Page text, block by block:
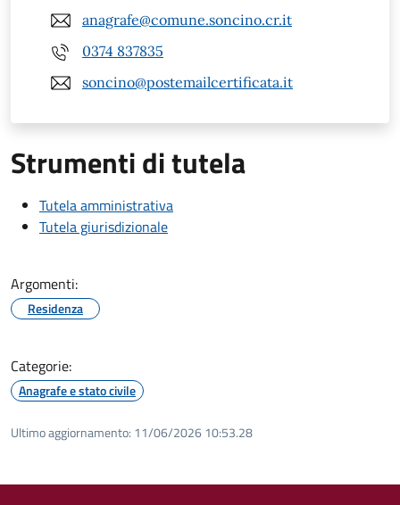
anagrafe@comune.soncino.cr.it
0374 837835
soncino@postemailcertificata.it
Strumenti di tutela
Tutela amministrativa
Tutela giurisdizionale
Argomenti:
Residenza
Categorie:
Anagrafe e stato civile
Ultimo aggiornamento: 11/06/2026 10:53.28